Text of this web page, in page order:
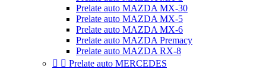
Prelate auto MAZDA MX-30
Prelate auto MAZDA MX-5
Prelate auto MAZDA MX-6
Prelate auto MAZDA Premacy
Prelate auto MAZDA RX-8
  Prelate auto MERCEDES